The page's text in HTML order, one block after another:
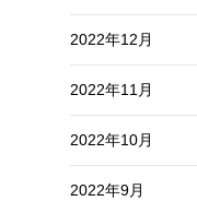
2022年12月
2022年11月
2022年10月
2022年9月